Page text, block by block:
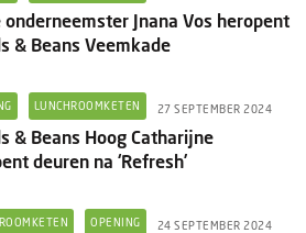
onderneemster Jnana Vos heropent
& Beans Veemkade
LUNCHROOMKETEN 27 SEPTEMBER 2024
& Beans Hoog Catharijne
deuren na ‘Refresh’
OPENING 24 SEPTEMBER 2024